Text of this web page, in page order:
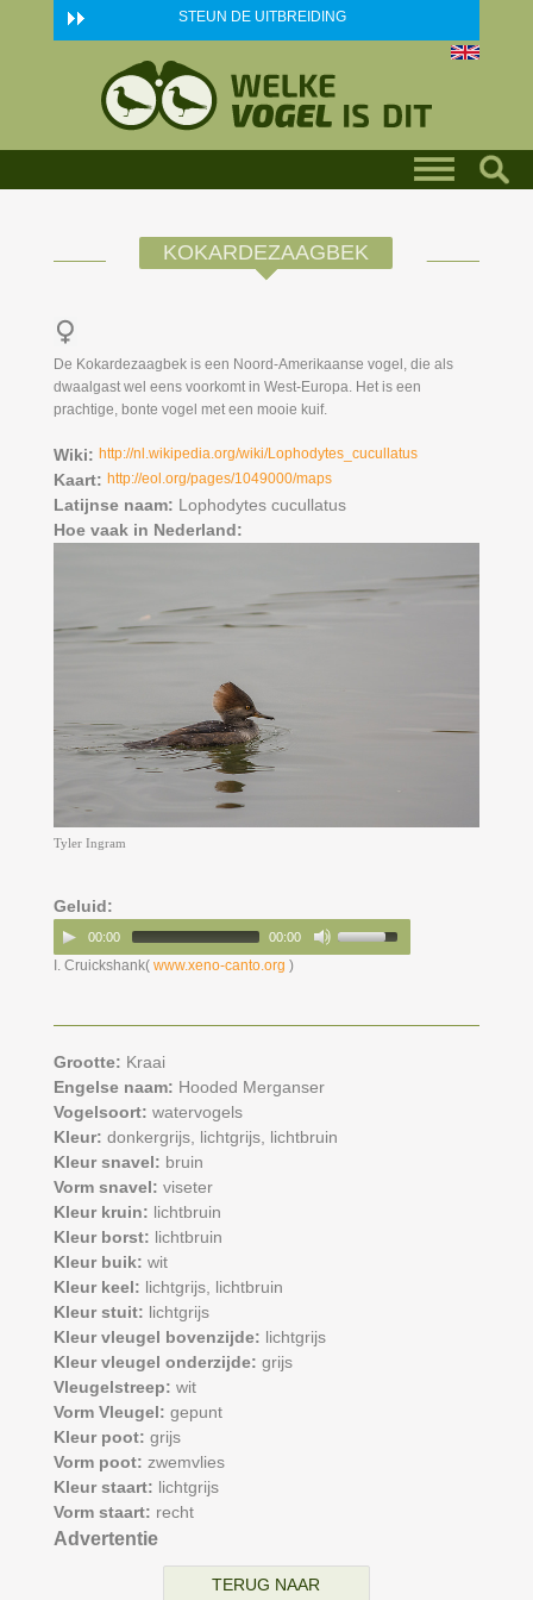
Skip to main content STEUN DE UITBREIDING
KOKARDEZAAGBEK
De Kokardezaagbek is een Noord-Amerikaanse vogel, die als
dwaalgast wel eens voorkomt in West-Europa. Het is een
prachtige, bonte vogel met een mooie kuif.
Wiki: http://nl.wikipedia.org/wiki/Lophodytes_cucullatus
Kaart: http://eol.org/pages/1049000/maps
Latijnse naam: Lophodytes cucullatus
Hoe vaak in Nederland:
Tyler Ingram
Geluid:
00:00 00:00
I. Cruickshank( www.xeno-canto.org )
Grootte: Kraai
Engelse naam: Hooded Merganser
Vogelsoort: watervogels
Kleur: donkergrijs, lichtgrijs, lichtbruin
Kleur snavel: bruin
Vorm snavel: viseter
Kleur kruin: lichtbruin
Kleur borst: lichtbruin
Kleur buik: wit
Kleur keel: lichtgrijs, lichtbruin
Kleur stuit: lichtgrijs
Kleur vleugel bovenzijde: lichtgrijs
Kleur vleugel onderzijde: grijs
Vleugelstreep: wit
Vorm Vleugel: gepunt
Kleur poot: grijs
Vorm poot: zwemvlies
Kleur staart: lichtgrijs
Vorm staart: recht
Advertentie
TERUG NAAR